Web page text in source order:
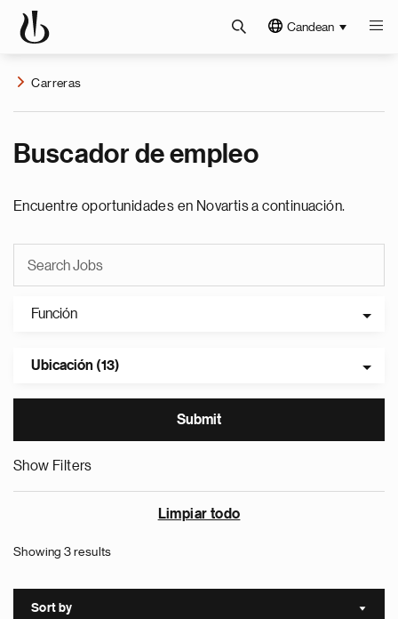
Candean
Carreras
Buscador de empleo
Encuentre oportunidades en Novartis a continuación.
Función
Ubicación (13)
Show Filters
Limpiar todo
Showing 3 results
Sort by Sort